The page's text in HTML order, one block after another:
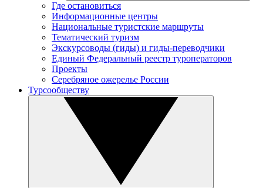
Где остановиться
Информационные центры
Национальные туристские маршруты
Тематический туризм
Экскурсоводы (гиды) и гиды-переводчики
Единый Федеральный реестр туроператоров
Проекты
Серебряное ожерелье России
Турсообществу